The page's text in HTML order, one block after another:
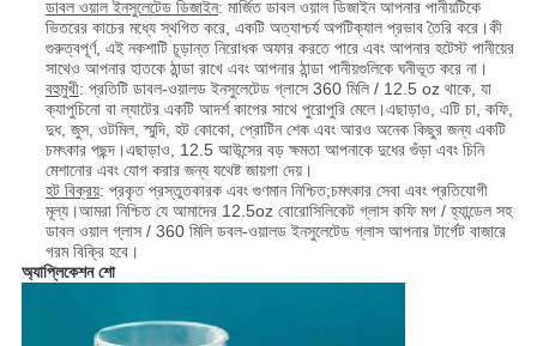
ডাবল ওয়াল ইনসুলেটেড ডিজাইন: মার্জিত ডাবল ওয়াল ডিজাইন আপনার পানীয়টিকে
ভিতরের কাচের মধ্যে স্থগিত করে, একটি অত্যাশ্চর্য অপটিক্যাল প্রভাব তৈরি করে।কী
গুরুত্বপূর্ণ, এই নকশাটি চূড়ান্ত নিরোধক অফার করতে পারে এবং আপনার হটেস্ট পানীয়ের
সাথেও আপনার হাতকে ঠান্ডা রাখে এবং আপনার ঠান্ডা পানীয়গুলিকে ঘনীভূত করে না।
বহুমুখী: প্রতিটি ডাবল-ওয়ালড ইনসুলেটেড গ্লাসে 360 মিলি / 12.5 oz থাকে, যা
ক্যাপুচিনো বা ল্যাটের একটি আদর্শ কাপের সাথে পুরোপুরি মেলে।এছাড়াও, এটি চা, কফি,
দুধ, জুস, ওটমিল, স্মুদি, হট কোকো, প্রোটিন শেক এবং আরও অনেক কিছুর জন্য একটি
চমৎকার পছন্দ।এছাড়াও, 12.5 আউন্সের বড় ক্ষমতা আপনাকে দুধের গুঁড়া এবং চিনি
মেশানোর এবং যোগ করার জন্য যথেষ্ট জায়গা দেয়।
হট বিক্রয়: প্রকৃত প্রস্তুতকারক এবং গুণমান নিশ্চিত;চমৎকার সেবা এবং প্রতিযোগী
মূল্য।আমরা নিশ্চিত যে আমাদের 12.5oz বোরোসিলিকেট গ্লাস কফি মগ / হ্যান্ডেল সহ
ডাবল ওয়াল গ্লাস / 360 মিলি ডবল-ওয়ালড ইনসুলেটেড গ্লাস আপনার টার্গেট বাজারে
গরম বিক্রি হবে।
অ্যাপ্লিকেশন শো